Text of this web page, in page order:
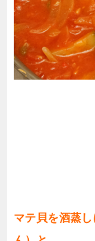
マテ貝を酒蒸